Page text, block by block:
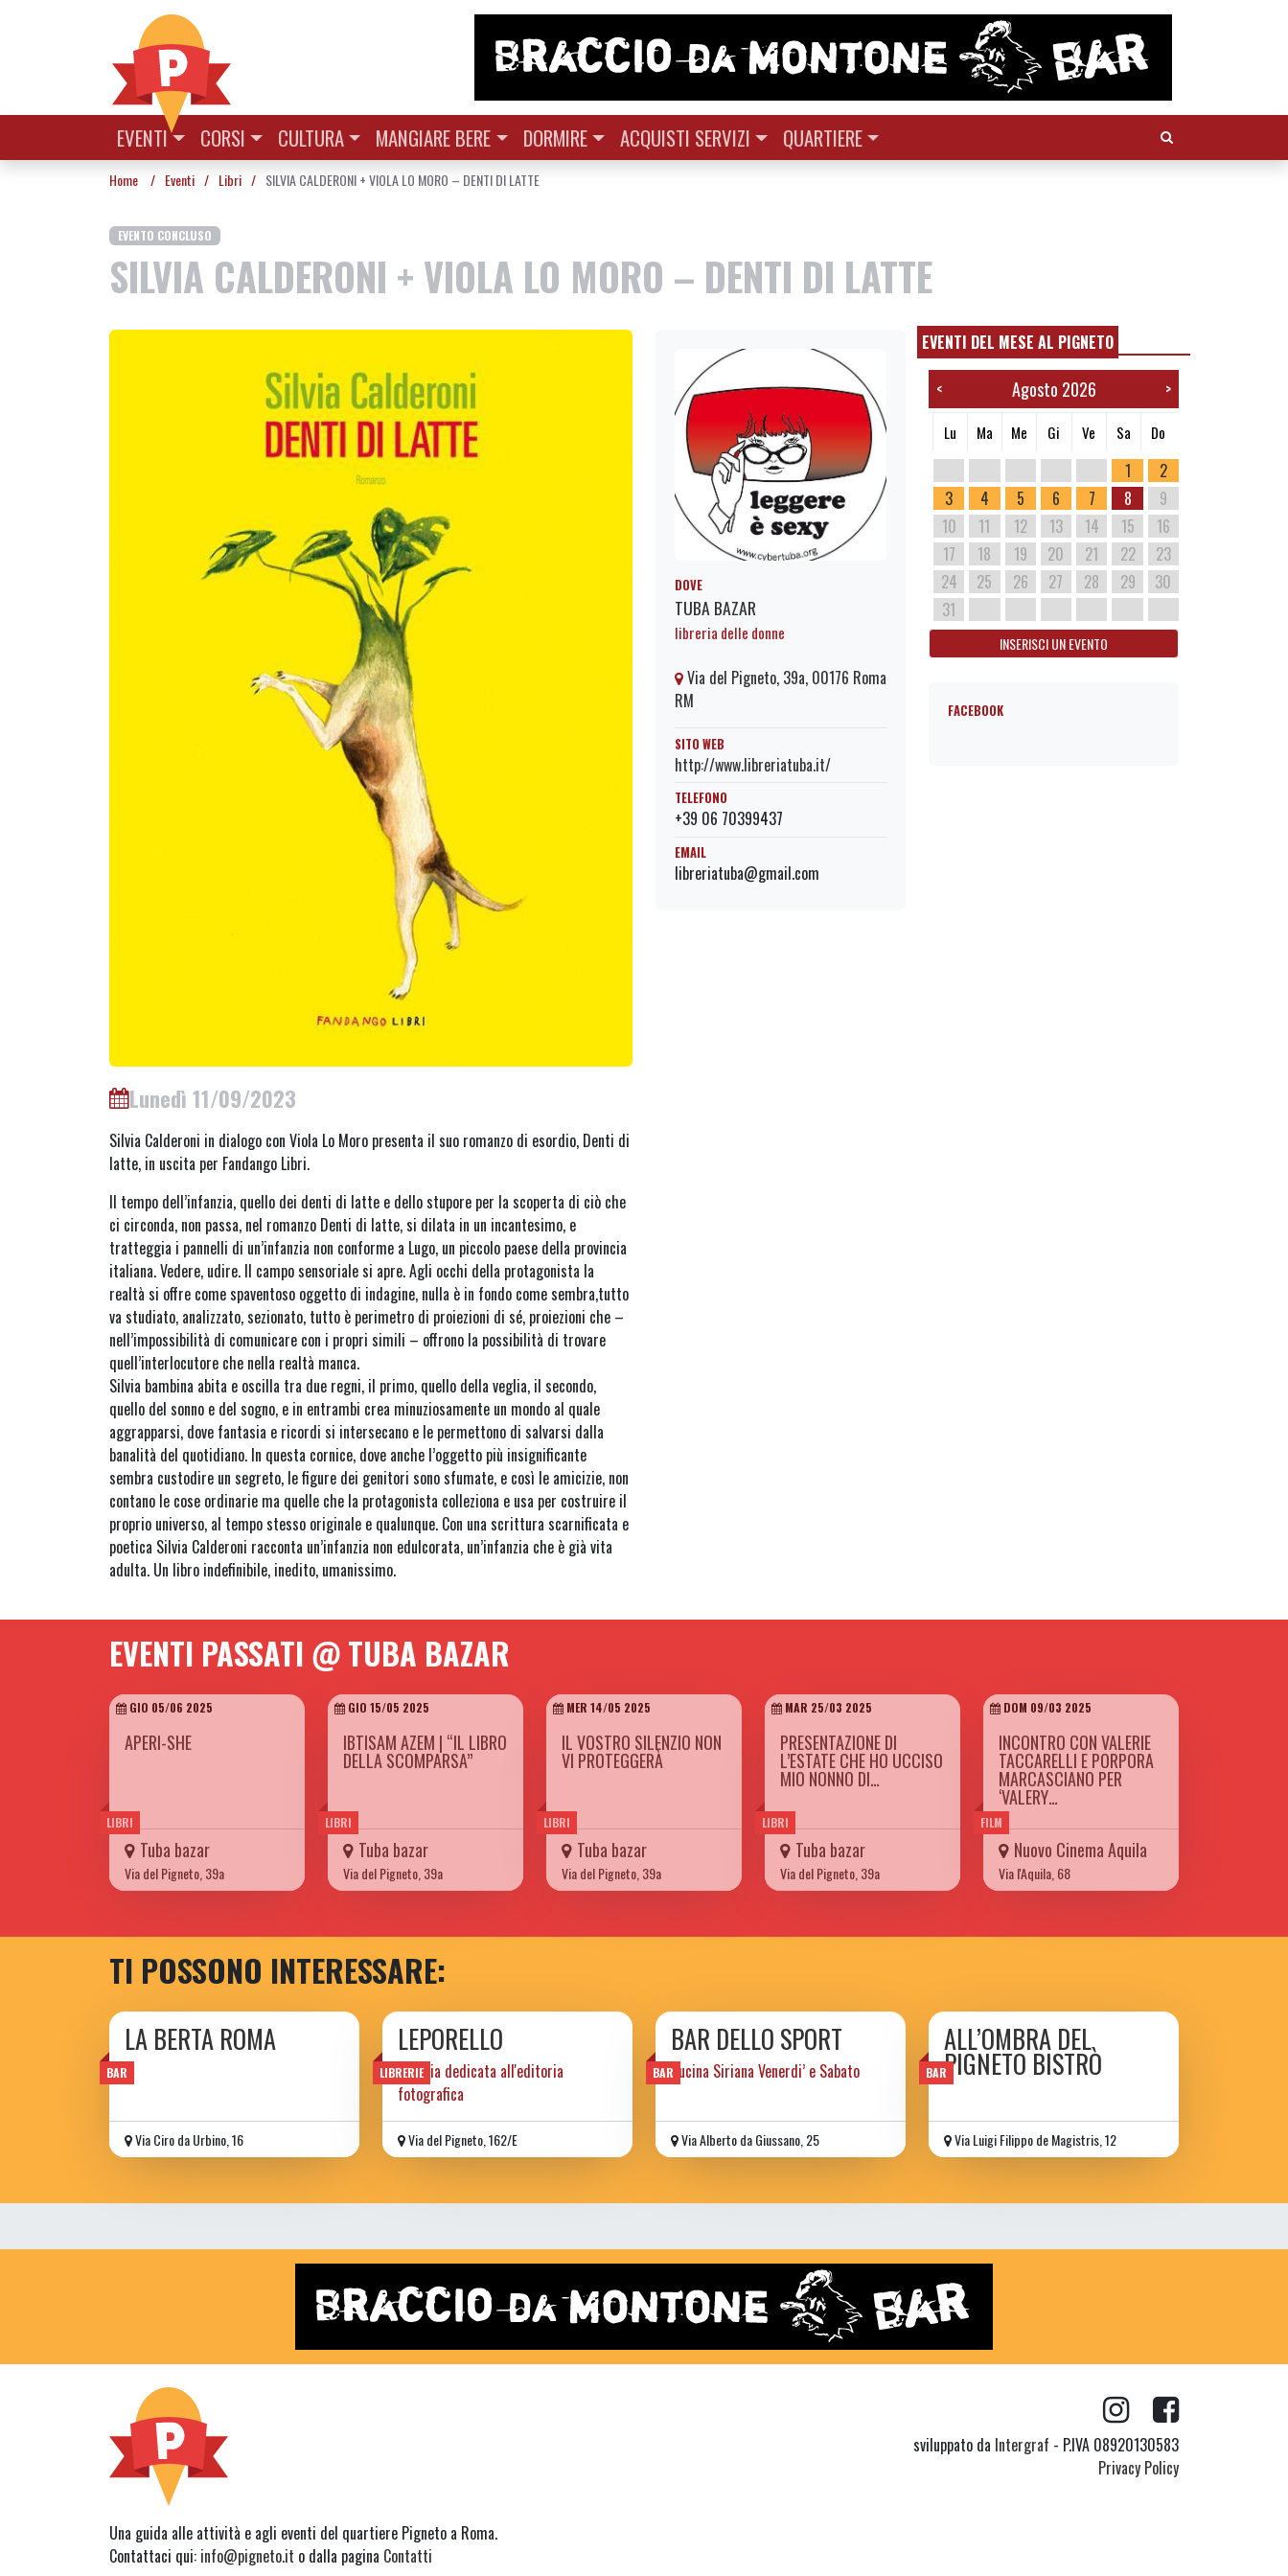
EVENTI CORSI CULTURA MANGIARE BERE DORMIRE ACQUISTI SERVIZI QUARTIERE Cerca:
Home / Eventi / Libri / SILVIA CALDERONI + VIOLA LO MORO – DENTI DI LATTE
EVENTO CONCLUSO
SILVIA CALDERONI + VIOLA LO MORO – DENTI DI LATTE
Lunedì 11/09/2023
Silvia Calderoni in dialogo con Viola Lo Moro presenta il suo romanzo di esordio, Denti di
latte, in uscita per Fandango Libri.
Il tempo dell’infanzia, quello dei denti di latte e dello stupore per la scoperta di ciò che
ci circonda, non passa, nel romanzo Denti di latte, si dilata in un incantesimo, e
tratteggia i pannelli di un’infanzia non conforme a Lugo, un piccolo paese della provincia
italiana. Vedere, udire. Il campo sensoriale si apre. Agli occhi della protagonista la
realtà si offre come spaventoso oggetto di indagine, nulla è in fondo come sembra,tutto
va studiato, analizzato, sezionato, tutto è perimetro di proiezioni di sé, proiezioni che –
nell’impossibilità di comunicare con i propri simili – offrono la possibilità di trovare
quell’interlocutore che nella realtà manca.
Silvia bambina abita e oscilla tra due regni, il primo, quello della veglia, il secondo,
quello del sonno e del sogno, e in entrambi crea minuziosamente un mondo al quale
aggrapparsi, dove fantasia e ricordi si intersecano e le permettono di salvarsi dalla
banalità del quotidiano. In questa cornice, dove anche l’oggetto più insignificante
sembra custodire un segreto, le figure dei genitori sono sfumate, e così le amicizie, non
contano le cose ordinarie ma quelle che la protagonista colleziona e usa per costruire il
proprio universo, al tempo stesso originale e qualunque. Con una scrittura scarnificata e
poetica Silvia Calderoni racconta un’infanzia non edulcorata, un’infanzia che è già vita
adulta. Un libro indefinibile, inedito, umanissimo.
DOVE
TUBA BAZAR
libreria delle donne
Via del Pigneto, 39a, 00176 Roma
RM
SITO WEB
http://www.libreriatuba.it/
TELEFONO
+39 06 70399437
EMAIL
libreriatuba@gmail.com
EVENTI DEL MESE AL PIGNETO
< Agosto 2026 >
Lu Ma Me Gi Ve Sa Do
1
2
3
4 5 6 7 8
9
10
11 12 13 14 15
16
17
18 19 20 21 22
23
24
25 26 27 28 29
30
31
INSERISCI UN EVENTO
FACEBOOK
EVENTI PASSATI @ TUBA BAZAR
LIBRI
GIO 05/06 2025
APERI-SHE
Tuba bazar
Via del Pigneto, 39a
LIBRI
GIO 15/05 2025
IBTISAM AZEM | “IL LIBRO
DELLA SCOMPARSA”
Tuba bazar
Via del Pigneto, 39a
LIBRI
MER 14/05 2025
IL VOSTRO SILENZIO NON
VI PROTEGGERÀ
Tuba bazar
Via del Pigneto, 39a
LIBRI
MAR 25/03 2025
PRESENTAZIONE DI
L’ESTATE CHE HO UCCISO
MIO NONNO DI…
Tuba bazar
Via del Pigneto, 39a
FILM
DOM 09/03 2025
INCONTRO CON VALERIE
TACCARELLI E PORPORA
MARCASCIANO PER
‘VALERY…
Nuovo Cinema Aquila
Via l'Aquila, 68
TI POSSONO INTERESSARE:
BAR
LA BERTA ROMA
Via Ciro da Urbino, 16
LIBRERIE
LEPORELLO
libreria dedicata all'editoria
fotografica
Via del Pigneto, 162/E
BAR
BAR DELLO SPORT
Cucina Siriana Venerdi’ e Sabato
Via Alberto da Giussano, 25
BAR
ALL’OMBRA DEL
PIGNETO BISTRÒ
Via Luigi Filippo de Magistris, 12
Una guida alle attività e agli eventi del quartiere Pigneto a Roma.
Contattaci qui: info@pigneto.it o dalla pagina Contatti
sviluppato da Intergraf - P.IVA 08920130583
Privacy Policy